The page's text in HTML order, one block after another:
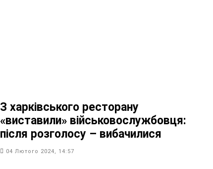
З харківського ресторану
«виставили» військовослужбовця:
після розголосу – вибачилися
04 Лютого 2024, 14:57